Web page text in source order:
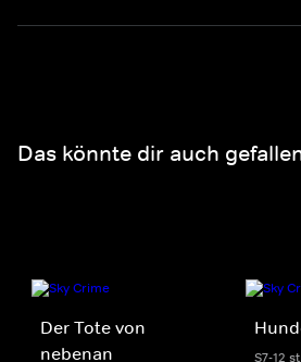
Das könnte dir auch
Der Tote von
nebenan
S7-12